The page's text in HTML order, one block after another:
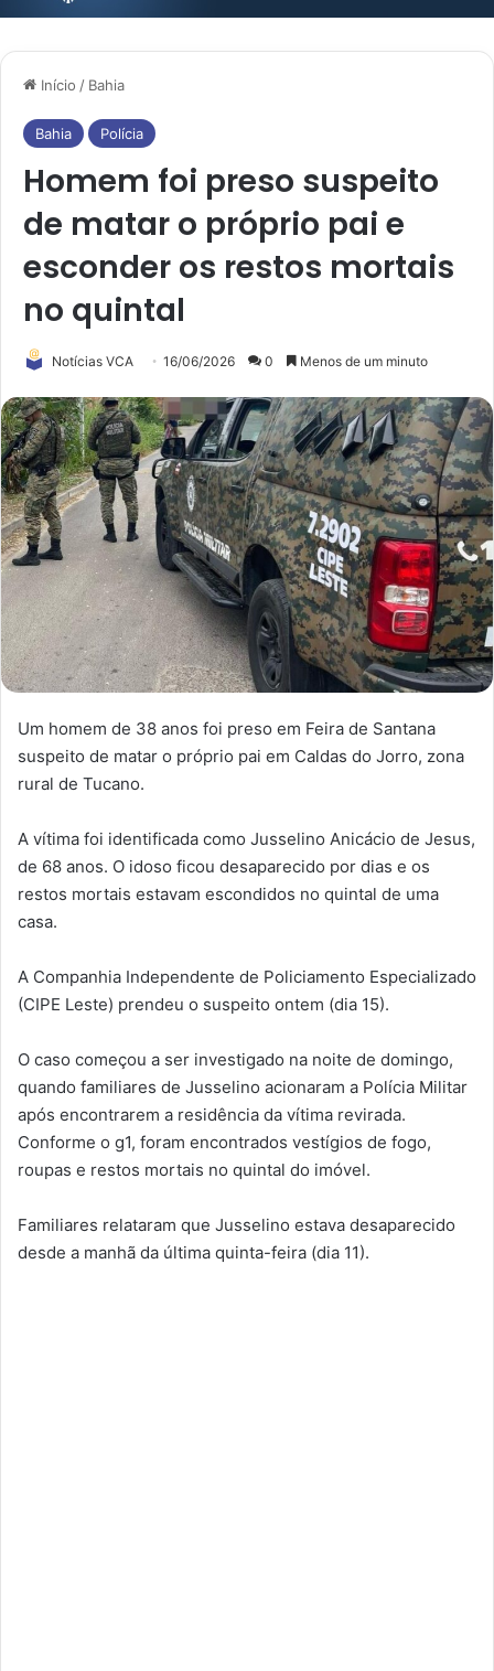
Início / Bahia
Bahia Polícia
Homem foi preso suspeito
de matar o próprio pai e
esconder os restos mortais
no quintal
Notícias VCA 16/06/2026 0 Menos de um minuto
Um homem de 38 anos foi preso em Feira de Santana
suspeito de matar o próprio pai em Caldas do Jorro, zona
rural de Tucano.
A vítima foi identificada como Jusselino Anicácio de Jesus,
de 68 anos. O idoso ficou desaparecido por dias e os
restos mortais estavam escondidos no quintal de uma
casa.
A Companhia Independente de Policiamento Especializado
(CIPE Leste) prendeu o suspeito ontem (dia 15).
O caso começou a ser investigado na noite de domingo,
quando familiares de Jusselino acionaram a Polícia Militar
após encontrarem a residência da vítima revirada.
Conforme o g1, foram encontrados vestígios de fogo,
roupas e restos mortais no quintal do imóvel.
Familiares relataram que Jusselino estava desaparecido
desde a manhã da última quinta-feira (dia 11).